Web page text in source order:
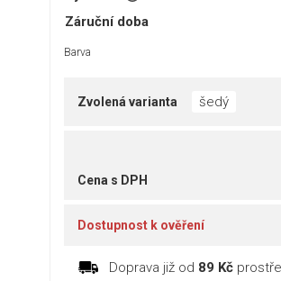
Záruční doba
Barva
Zvolená varianta šedý
Cena s DPH
Dostupnost k ověření
Doprava již od 89 Kč